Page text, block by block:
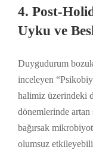
4. Post-
Uyku ve
Duygudurum
inceleyen
halimiz üzerindeki
dönemlerinde
bağırsak
olumsuz